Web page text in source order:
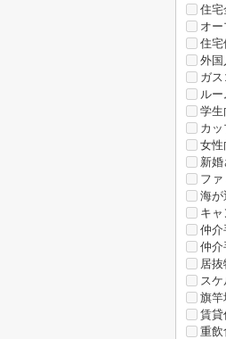
住宅
オ
住宅
外国
ガ
ル
学生
カッ
女性
新婚
フ
海が
キャ
仲介
仲介
居
スケ
旗竿
賃貸
重飲